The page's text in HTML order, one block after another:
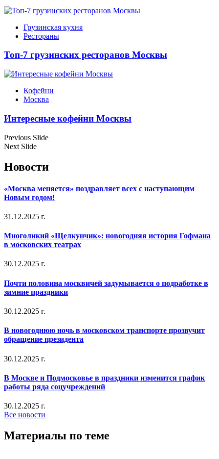
Грузинская кухня
Рестораны
Топ-7 грузинских ресторанов Москвы
Кофейни
Москва
Интересные кофейни Москвы
Previous Slide
Next Slide
Новости
«Москва меняется» поздравляет всех с наступающим
Новым годом!
31.12.2025 г.
Многоликий «Щелкунчик»: новогодняя история Гофмана
в московских театрах
30.12.2025 г.
Почти половина москвичей задумывается о подработке в
зимние праздники
30.12.2025 г.
В новогоднюю ночь в московском транспорте прозвучит
обращение президента
30.12.2025 г.
В Москве и Подмосковье в праздники изменится график
работы ряда соцучреждений
30.12.2025 г.
Все новости
Материалы по теме